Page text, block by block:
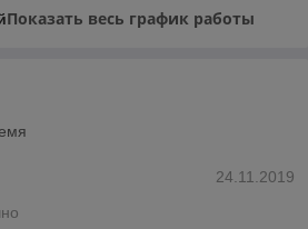
Показать весь график работы
24.11.2019